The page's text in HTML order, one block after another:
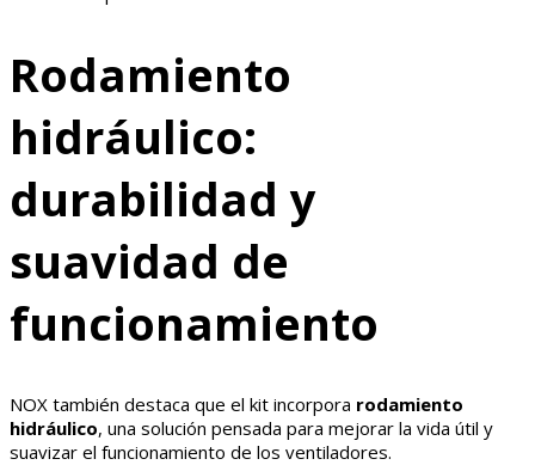
Rodamiento
hidráulico:
durabilidad y
suavidad de
funcionamiento
NOX también destaca que el kit incorpora rodamiento
hidráulico, una solución pensada para mejorar la vida útil y
suavizar el funcionamiento de los ventiladores.